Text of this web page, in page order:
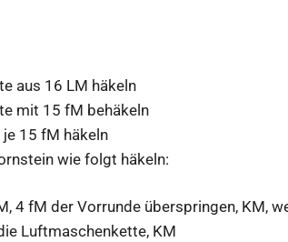
aus 16 LM häkeln
mit 15 fM behäkeln
je 15 fM häkeln
wie folgt häkeln:
4 fM der Vorrunde überspringen, KM,
Luftmaschenkette, KM